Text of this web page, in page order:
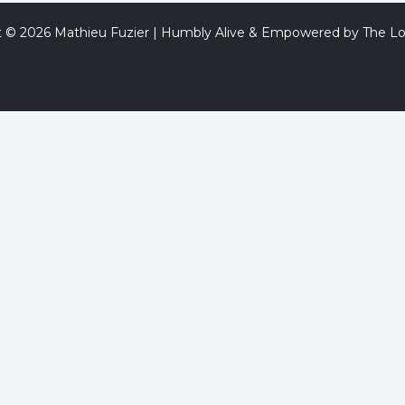
© 2026 Mathieu Fuzier | Humbly Alive & Empowered by The